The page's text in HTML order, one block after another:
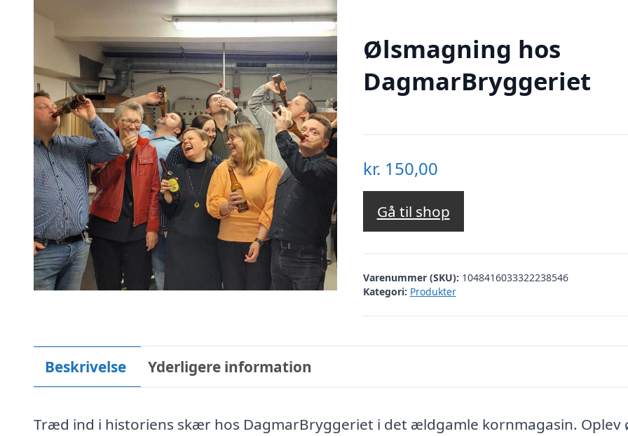
Ølsmagning hos
DagmarBryggeriet
kr. 150,00
Gå til shop
Varenummer (SKU): 1048416033322238546
Kategori: Produkter
Beskrivelse Yderligere information
Træd ind i historiens skær hos DagmarBryggeriet i det ældgamle kornmagasin. Oplev